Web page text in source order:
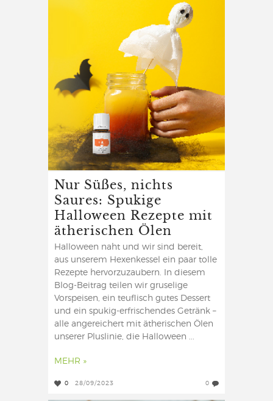
Nur Süßes, nichts
Saures: Spukige
Halloween Rezepte mit
ätherischen Ölen
Halloween naht und wir sind bereit,
aus unserem Hexenkessel ein paar tolle
Rezepte hervorzuzaubern. In diesem
Blog-Beitrag teilen wir gruselige
Vorspeisen, ein teuflisch gutes Dessert
und ein spukig-erfrischendes Getränk –
alle angereichert mit ätherischen Ölen
unserer Pluslinie, die Halloween ...
MEHR »
0 28/09/2023 0